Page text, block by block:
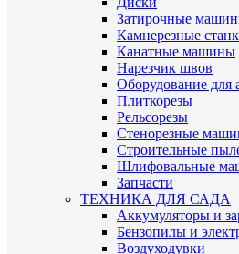
Затирочные
Камнерезные
Канатные машины
Нарезчик швов
Оборудование для
Плиткорезы
Рельсорезы
Стенорезные
Строительные
Шлифовальные
Запчасти
ТЕХНИКА ДЛЯ САДА
Аккумуляторы и
Бензопилы и
Воздуходувки